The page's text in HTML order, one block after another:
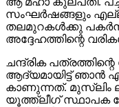
സംഘര്‍ഷങ്ങളും
തലമുറകള്‍ക്കു
അദ്ദേഹത്തിന്റെ
ചന്ദ്രിക
ആദ്യമായിട്ട് ഞാന്‍
കാണുന്നത്. മുസ്ലിം
യൂത്ത്ലീഗ് സ്ഥാപക